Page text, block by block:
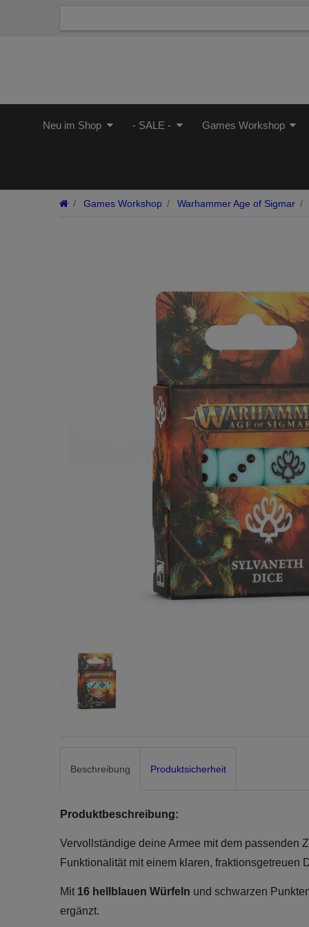
Neu im Shop - SALE - Games Workshop
Games Workshop Warhammer Age of Sigmar
Beschreibung Produktsicherheit
Produktbeschreibung:
Vervollständige deine Armee mit dem passenden
Funktionalität mit einem klaren, fraktionsgetreuen
Mit 16 hellblauen Würfeln und schwarzen
ergänzt.